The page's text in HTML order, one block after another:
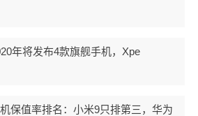
年将发布4款旗舰手机，Xpe
保值率排名：小米9只排第三，华为